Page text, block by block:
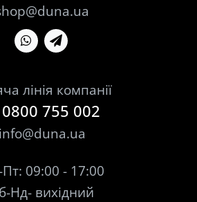
лінія компанії
0800 755 002
info@duna.ua
Пн-Пт: 09:00 - 17:00
Нд- вихідний